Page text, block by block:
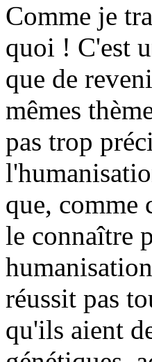
Comme je
quoi ! C'est
que de
mêmes
pas trop
que, comme
le connaître
réussit pas
qu'ils aient